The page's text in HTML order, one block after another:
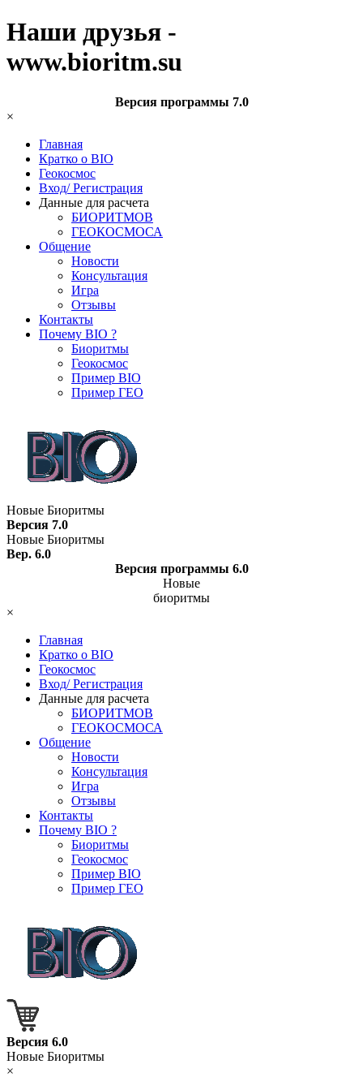
Наши друзья -
www.bioritm.su
Версия программы 7.0
×
Главная
Кратко о BIO
Геокосмос
Вход/ Регистрация
Данные для расчета
БИОРИТМОВ
ГЕОКОСМОСА
Общение
Новости
Консультация
Игра
Отзывы
Контакты
Почему BIO ?
Биоритмы
Геокосмос
Пример BIO
Пример ГЕО
Новые Биоритмы
Версия 7.0
Новые Биоритмы
Вер. 6.0
Версия программы 6.0
Новые
биоритмы
×
Главная
Кратко о BIO
Геокосмос
Вход/ Регистрация
Данные для расчета
БИОРИТМОВ
ГЕОКОСМОСА
Общение
Новости
Консультация
Игра
Отзывы
Контакты
Почему BIO ?
Биоритмы
Геокосмос
Пример BIO
Пример ГЕО
Версия 6.0
Новые Биоритмы
×